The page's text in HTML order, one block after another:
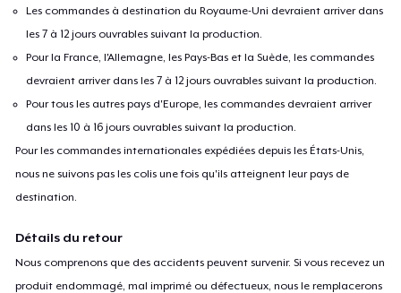
Les commandes à destination du Royaume-Uni devraient arriver dans
les 7 à 12 jours ouvrables suivant la production.
Pour la France, l'Allemagne, les Pays-Bas et la Suède, les commandes
devraient arriver dans les 7 à 12 jours ouvrables suivant la production.
Pour tous les autres pays d'Europe, les commandes devraient arriver
dans les 10 à 16 jours ouvrables suivant la production.
Pour les commandes internationales expédiées depuis les États-Unis,
nous ne suivons pas les colis une fois qu'ils atteignent leur pays de
destination.
Détails du retour
Nous comprenons que des accidents peuvent survenir. Si vous recevez un
produit endommagé, mal imprimé ou défectueux, nous le remplacerons